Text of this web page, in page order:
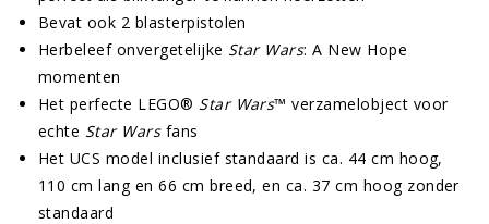
Bevat ook 2 blasterpistolen
Herbeleef onvergetelijke Star Wars: A New Hope
momenten
Het perfecte LEGO® Star Wars™ verzamelobject voor
echte Star Warsfans
Het UCS model inclusief standaard is ca. 44 cm hoog,
110 cm lang en 66 cm breed, en ca. 37 cm hoog zonder
standaard